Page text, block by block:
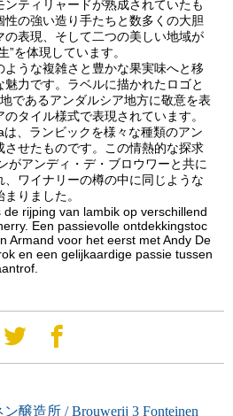
ンティリャードが熟成されていたも
の強い造り手たちと数多くの大胆
の表現、そして二つの美しい地域が
”を体現しています。
うな複雑さと豊かな果実味へと移
力です。ラベルに描かれたロゴと
であるアンダルシア地方に敬意を表
タイル様式で表現されています。
、ランビックを様々な種類のアン
させたものです。この情熱的な探求
がアンディ・デ・ブロウワーと共に
ワイナリーの樽の中に同じような
りました。
rijping van lambik op verschillend
Een passievolle ontdekkingstoc
Armand voor het eerst met Andy De
en een gelijkaardige passie tussen
醸造所 / Brouwerij 3 Fonteinen